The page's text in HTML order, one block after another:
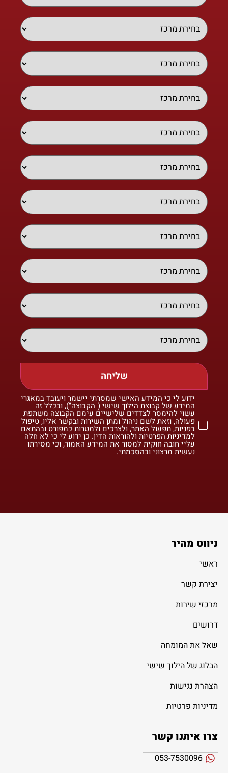
שליחה
ידוע לי כי המידע האישי שמסרתי יישמר ויעובד במאגרי
המידע של קבוצת הילוך שישי ("הקבוצה"), ובכלל זה
עשוי להימסר לצדדים שלישיים עימם הקבוצה משתפת
פעולה, וזאת לשם ניהול ומתן השירות ובקשר אליו, טיפול
בפניות, תפעול האתר, ולצרכים ולמטרות כמפורט ובהתאם
למדיניות הפרטיות ולהוראות הדין. כן ידוע לי כי לא חלה
עליי חובה חוקית למסור את המידע האמור, וכי מסירתו
נעשית מרצוני ובהסכמתי.
ניווט מהיר
ראשי
יצירת קשר
מרכזי שירות
דרושים
שאל את המומחה
הבלוג של הילוך שישי
הצהרת נגישות
מדיניות פרטיות
צרו איתנו קשר
053-7530096